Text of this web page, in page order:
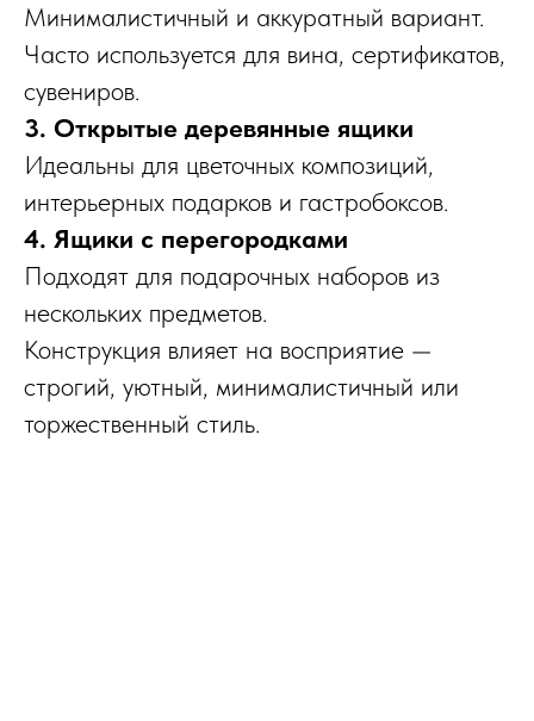
Минималистичный и аккуратный вариант.
Часто используется для вина, сертификатов,
сувениров.
3. Открытые деревянные ящики
Идеальны для цветочных композиций,
интерьерных подарков и гастробоксов.
4. Ящики с перегородками
Подходят для подарочных наборов из
нескольких предметов.
Конструкция влияет на восприятие —
строгий, уютный, минималистичный или
торжественный стиль.